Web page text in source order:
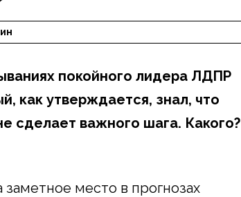
покойного лидера ЛДПР
как утверждается, знал, что
сделает важного шага. Какого?
место в прогнозах